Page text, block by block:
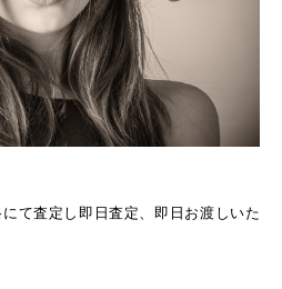
て査定し即日査定、即日お渡しいた